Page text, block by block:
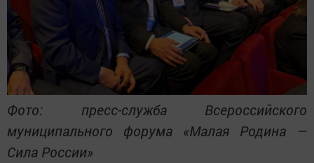
Фото: пресс-служба Всероссийского
муниципального форума «Малая Родина —
Сила России»